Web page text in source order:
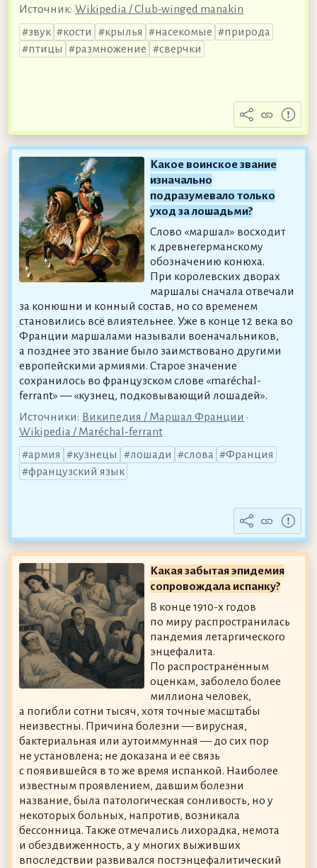
Источник: Wikipedia / Club-winged manakin
звук
кости крылья насекомые
природа
птицы
размножение сверчки
Какое воинское звание
изначально
подразумевало только
уход за лошадьми?
Слово «маршал» восходит
к древнегерманскому
обозначению конюха.
При королевских дворах
маршалы сначала отвечали
за конюшни и конный состав, но со временем
становились всё влиятельнее. Уже в конце 12 века во
Франции маршалами называли военачальников,
а позднее это звание было заимствовано другими
европейскими армиями. Старое значение
сохранилось во французском слове «maréchal-
ferrant» — «кузнец, подковывающий лошадей».
Источники: Википедия / Маршал Франции •
Wikipedia / Maréchal-ferrant
армия
кузнецы лошади слова
Франция
французский язык
Какая забытая эпидемия
сопровождала испанку?
В конце 1910-х годов
по миру распространилась
пандемия летаргического
энцефалита.
По распространённым
оценкам, заболело более
миллиона человек,
а погибли сотни тысяч, хотя точные масштабы
неизвестны. Причина болезни — вирусная,
бактериальная или аутоиммунная — до сих пор
не установлена; не доказана и её связь
с появившейся в то же время испанкой. Наиболее
известным проявлением, давшим болезни
название, была патологическая сонливость, но у
некоторых больных, напротив, возникала
бессонница. Также отмечались лихорадка, немота
и обездвиженность, а у многих выживших
впоследствии развивался постэнцефалитический